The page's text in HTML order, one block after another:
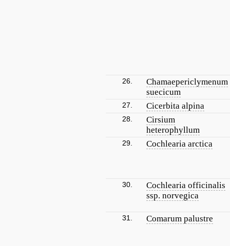
26.
Chamaepericlymenum
suecicum
27. Cicerbita alpina
28.
Cirsium
heterophyllum
29. Cochlearia arctica
30.
Cochlearia officinalis
ssp. norvegica
31. Comarum palustre